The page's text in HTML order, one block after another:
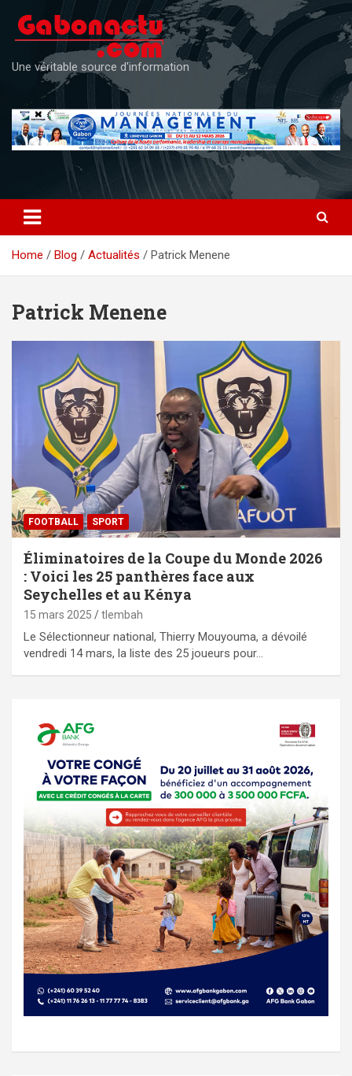
content
Une véritable source d'information
Home Blog Actualités Patrick Menene
Patrick Menene
FOOTBALL SPORT
Éliminatoires de la Coupe du Monde 2026
: Voici les 25 panthères face aux
Seychelles et au Kénya
15 mars 2025 tlembah
Le Sélectionneur national, Thierry Mouyouma, a dévoilé
vendredi 14 mars, la liste des 25 joueurs pour…